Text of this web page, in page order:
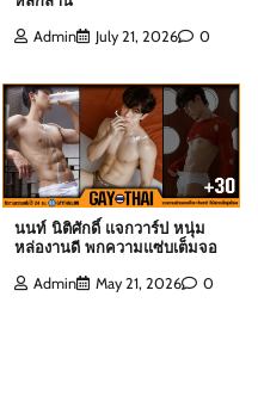
Admin July 21, 2026 0
นนท์ นิติศักดิ์ แจกวาร์ป หนุ่ม
หล่องานดี พกความแซ่บเต็มจอ
Admin May 21, 2026 0
ป นักธุรกิจครีมไข่มุก เจ้าของ
2026 0
าร์ป Top 10 Mister
2025
6, 2026 0